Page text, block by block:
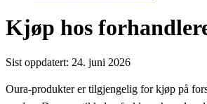
Kjøp hos
Sist oppdatert: 24. juni 2026
Oura-produkter er tilgjengelig for kjøp på